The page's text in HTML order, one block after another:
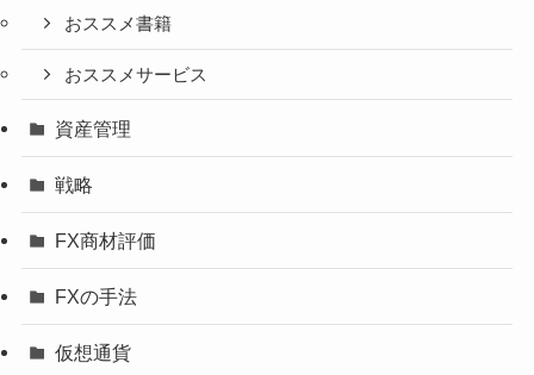
おススメ書籍
おススメサービス
資産管理
戦略
FX商材評価
FXの手法
仮想通貨